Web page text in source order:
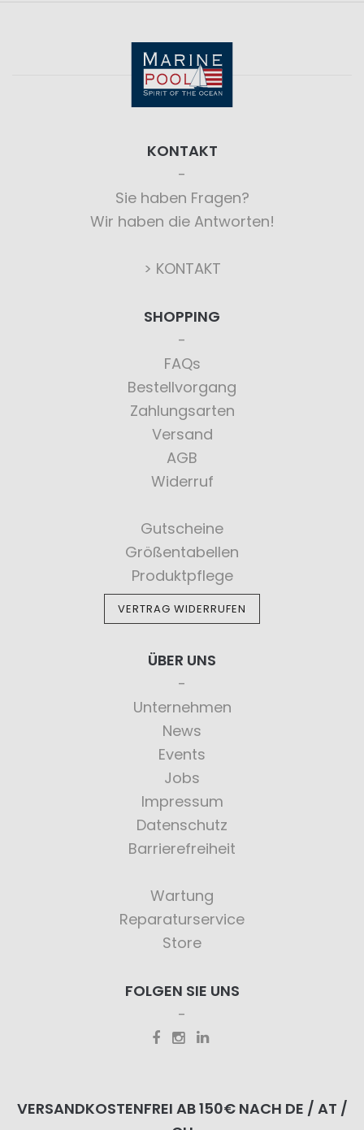
KONTAKT
Sie haben Fragen?
Wir haben die Antworten!
> KONTAKT
SHOPPING
FAQs
Bestellvorgang
Zahlungsarten
Versand
AGB
Widerruf
Gutscheine
Größentabellen
Produktpflege
VERTRAG WIDERRUFEN
ÜBER UNS
Unternehmen
News
Events
Jobs
Impressum
Datenschutz
Barrierefreiheit
Wartung
Reparaturservice
Store
FOLGEN SIE UNS
VERSANDKOSTENFREI AB 150€ NACH DE / AT /